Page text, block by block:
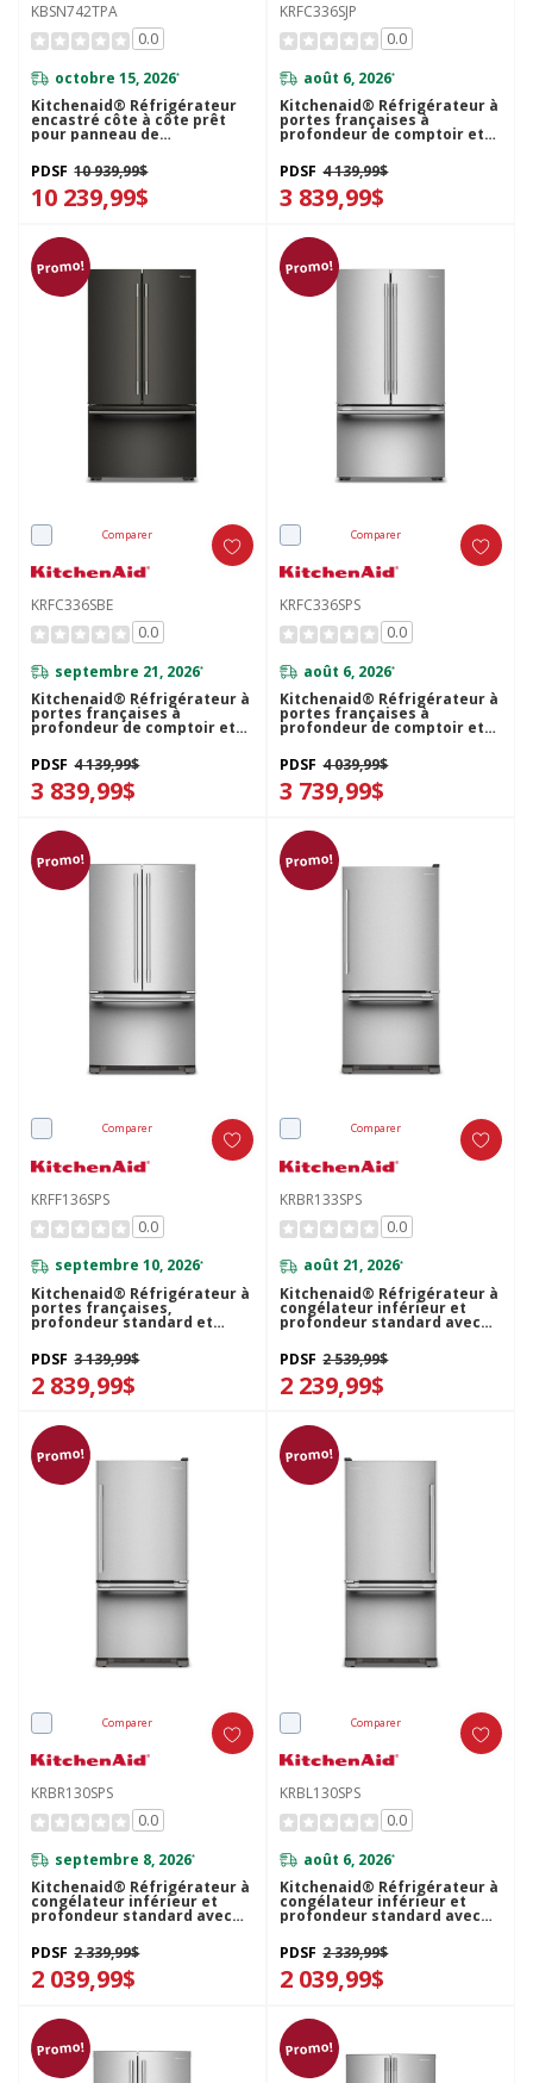
KBSN742TPA
0.0
octobre 15, 2026*
Kitchenaid® Réfrigérateur
encastré côte à côte prêt
pour panneau de
recouvrement - 42 po - 25.5
pi cu KBSN742TPA
PDSF 10 939,99$
10 239,99$
KRFC336SJP
0.0
août 6, 2026*
Kitchenaid® Réfrigérateur à
portes françaises à
profondeur de comptoir et
distributeur d’eau interne
KRFC336SJP
PDSF 4 139,99$
3 839,99$
Promo!
Comparer
KRFC336SBE
0.0
septembre 21, 2026*
Kitchenaid® Réfrigérateur à
portes françaises à
profondeur de comptoir et
distributeur d’eau interne
KRFC336SBE
PDSF 4 139,99$
3 839,99$
Promo!
Comparer
KRFC336SPS
0.0
août 6, 2026*
Kitchenaid® Réfrigérateur à
portes françaises à
profondeur de comptoir et
distributeur d’eau interne
KRFC336SPS
PDSF 4 039,99$
3 739,99$
Promo!
Comparer
KRFF136SPS
0.0
septembre 10, 2026*
Kitchenaid® Réfrigérateur à
portes françaises,
profondeur standard et
distributeur intérieur de 25
pi cu - 36 po KRFF136SPS
PDSF 3 139,99$
2 839,99$
Promo!
Comparer
KRBR133SPS
0.0
août 21, 2026*
Kitchenaid® Réfrigérateur à
congélateur inférieur et
profondeur standard avec
porte à charnière à droite de
22 pi cu - 33 po KRBR133SPS
PDSF 2 539,99$
2 239,99$
Promo!
Comparer
KRBR130SPS
0.0
septembre 8, 2026*
Kitchenaid® Réfrigérateur à
congélateur inférieur et
profondeur standard avec
porte à charnière à droite de
19 pi cu - 30 po KRBR130SPS
PDSF 2 339,99$
2 039,99$
Promo!
Comparer
KRBL130SPS
0.0
août 6, 2026*
Kitchenaid® Réfrigérateur à
congélateur inférieur et
profondeur standard avec
porte à charnière à gauche
de 19 pi cu - 30 po
KRBL130SPS
PDSF 2 339,99$
2 039,99$
Promo! Promo!